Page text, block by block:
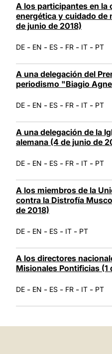
A los participantes en la
energética y cuidado
de junio de 2018)
DE - EN - ES - FR - IT - PT
A una delegación del
periodismo "Biagio
DE - EN - ES - FR - IT - PT
A una delegación de la
alemana (4 de junio de
DE - EN - ES - FR - IT - PT
A los miembros de la
contra la Distrofía
de 2018)
DE - EN - ES - IT - PT
A los directores
Misionales Pontificias (1
DE - EN - ES - FR - IT - PT